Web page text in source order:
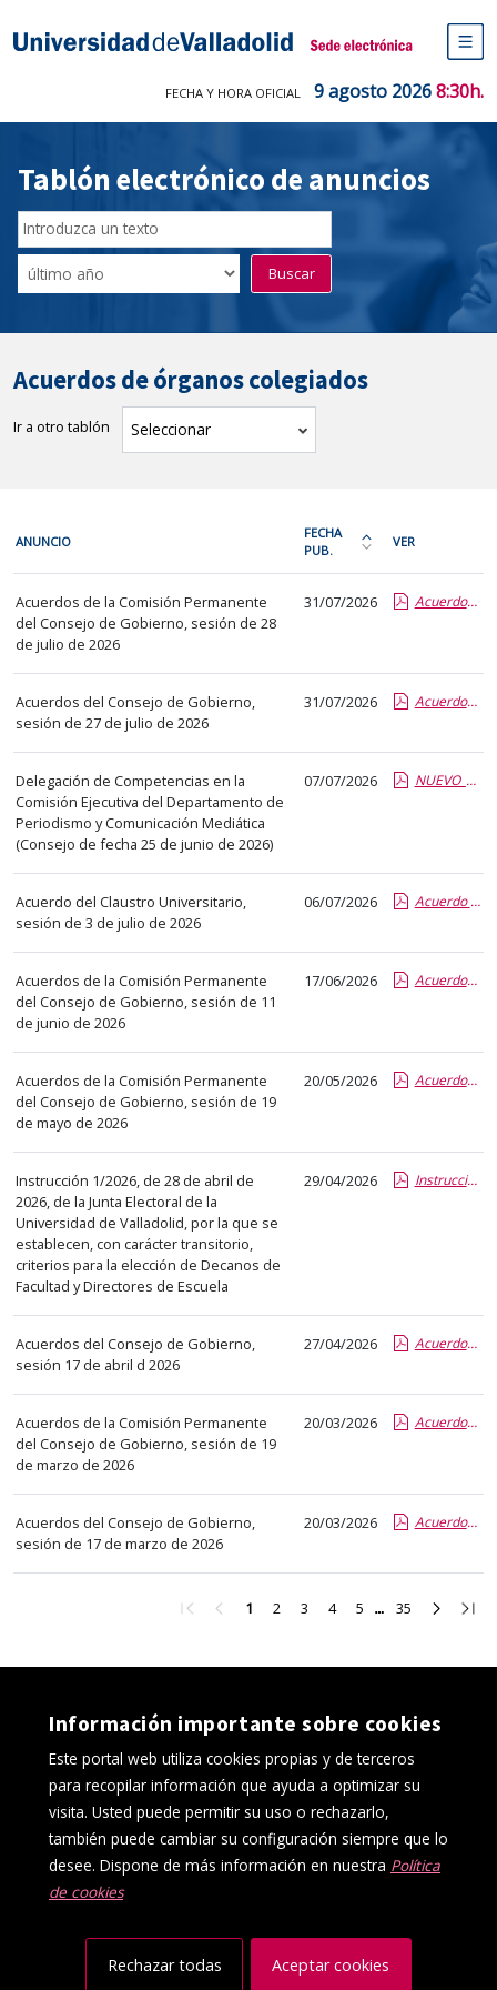
Sede electrónica Universidad de
de
FECHA Y HORA OFICIAL 9 agosto 20268:30h.
Tablón electrónico de anuncios
Buscador
del
Tablón
Filtro
de
Buscar
Acuerdos de órganos colegiados
Ir a otro tablón Seleccionar tablón
cada
fila
de
la
siguiente
tabla
encontrará
los
del
tablón
seleccionado
previamente.
En
la
primera
columna
el
título
del
anuncio,
en
la
columna
la
fecha
de
publicación,
en
la
última
columna
el
enlace
un
del
completo.
de
órganos
ANUNCIO
FECHA
PUB.
Ordena
la
tabla
de
publicación:
reciente
VER
Acuerdos de la Comisión Permanente
del Consejo de Gobierno, sesión de 28
de julio de 2026
31/07/2026 Acuerdos CP 28 07 2026.pdf.pdf
Acuerdos del Consejo de Gobierno,
sesión de 27 de julio de 2026
31/07/2026 Acuerdos CG 27 07 2026.pdf.pdf
Delegación de Competencias en la
Comisión Ejecutiva del Departamento de
Periodismo y Comunicación Mediática
(Consejo de fecha 25 de junio de 2026)
07/07/2026 NUEVO_Competencias delegadas de la Comision Ejecutiva.report.pdf.pdf
Acuerdo del Claustro Universitario,
sesión de 3 de julio de 2026
06/07/2026 Acuerdo del Claustro 03 07 2026.pdf.pdf
Acuerdos de la Comisión Permanente
del Consejo de Gobierno, sesión de 11
de junio de 2026
17/06/2026 Acuerdos CP 11 06 2026.pdf.pdf
Acuerdos de la Comisión Permanente
del Consejo de Gobierno, sesión de 19
de mayo de 2026
20/05/2026 Acuerdos CP 19 05 2026.pdf.pdf
Instrucción 1/2026, de 28 de abril de
2026, de la Junta Electoral de la
Universidad de Valladolid, por la que se
establecen, con carácter transitorio,
criterios para la elección de Decanos de
Facultad y Directores de Escuela
29/04/2026 Instrucción_JE_elección Decanos y Directores 2026.pdf.pdf
Acuerdos del Consejo de Gobierno,
sesión 17 de abril d 2026
27/04/2026 Acuerdos CG 17 04 2026.pdf.pdf
Acuerdos de la Comisión Permanente
del Consejo de Gobierno, sesión de 19
de marzo de 2026
20/03/2026 Acuerdos CP 19 03 2026.pdf.pdf
Acuerdos del Consejo de Gobierno,
sesión de 17 de marzo de 2026
20/03/2026 Acuerdos CG 17 03 2026.pdf.pdf
Ir
primera
Ir
página
1 2Ir
página
3
página
4Ir
página
5
página
35Ir
página
Ir
página
Ir
Información importante sobre cookies
Este portal web utiliza cookies propias y de terceros
para recopilar información que ayuda a optimizar su
visita. Usted puede permitir su uso o rechazarlo,
también puede cambiar su configuración siempre que lo
desee. Dispone de más información en nuestra Política
de cookies
Rechazar todas Aceptar cookies